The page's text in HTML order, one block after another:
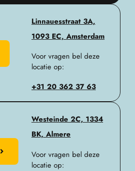
Linnauesstraat 3A,
1093 EC, Amsterdam
Voor vragen bel deze
locatie op:
+31 20 362 37 63
Westeinde 2C, 1334
BK, Almere
Voor vragen bel deze
locatie op: